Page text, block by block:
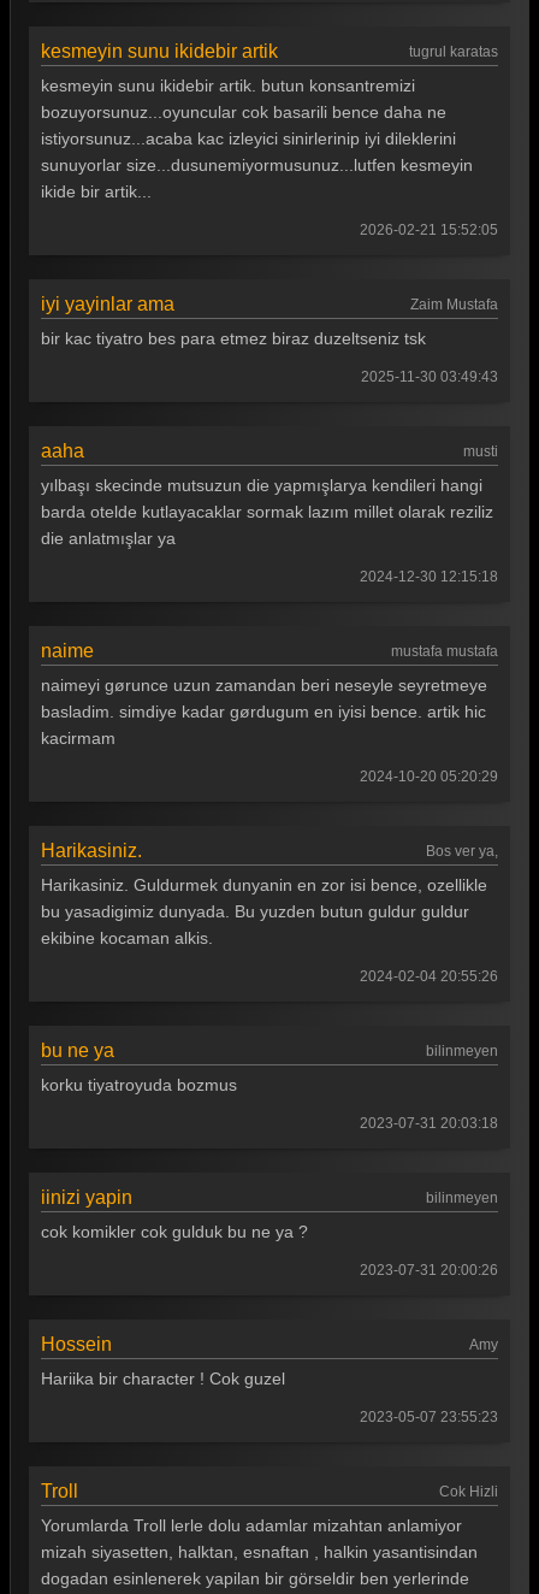
Güldür güldür 387. Bölüm
Güldür güldür 386. Bölüm
Güldür güldür 385. Bölüm
Güldür güldür 384. Bölüm
Güldür güldür 381. Bölüm
Güldür güldür 378. Bölüm
Güldür güldür 377. Bölüm
Güldür güldür 376. Bölüm
Güldür güldür 373. Bölüm
Güldür güldür 372. Bölüm
Güldür güldür 369. Bölüm
Güldür güldür 368. Bölüm
Güldür güldür 367. Bölüm
Güldür güldür 364. Bölüm
Güldür güldür 361. Bölüm
Güldür güldür 360. Bölüm
Güldür güldür 357. Bölüm
Güldür güldür 353. Bölüm
Güldür güldür 352. Bölüm
kesmeyin sunu ikidebir artik tugrul karatas
kesmeyin sunu ikidebir artik. butun konsantremizi
bozuyorsunuz...oyuncular cok basarili bence daha ne
istiyorsunuz...acaba kac izleyici sinirlerinip iyi dileklerini
sunuyorlar size...dusunemiyormusunuz...lutfen kesmeyin
ikide bir artik...
2026-02-21 15:52:05
iyi yayinlar ama Zaim Mustafa
bir kac tiyatro bes para etmez biraz duzeltseniz tsk
2025-11-30 03:49:43
aaha musti
yılbaşı skecinde mutsuzun die yapmışlarya kendileri hangi
barda otelde kutlayacaklar sormak lazım millet olarak reziliz
die anlatmışlar ya
2024-12-30 12:15:18
naime mustafa mustafa
naimeyi gørunce uzun zamandan beri neseyle seyretmeye
basladim. simdiye kadar gørdugum en iyisi bence. artik hic
kacirmam
2024-10-20 05:20:29
Harikasiniz. Bos ver ya,
Harikasiniz. Guldurmek dunyanin en zor isi bence, ozellikle
bu yasadigimiz dunyada. Bu yuzden butun guldur guldur
ekibine kocaman alkis.
2024-02-04 20:55:26
bu ne ya bilinmeyen
korku tiyatroyuda bozmus
2023-07-31 20:03:18
iinizi yapin bilinmeyen
cok komikler cok gulduk bu ne ya ?
2023-07-31 20:00:26
Hossein Amy
Hariika bir character ! Cok guzel
2023-05-07 23:55:23
Troll Cok Hizli
Yorumlarda Troll lerle dolu adamlar mizahtan anlamiyor
mizah siyasetten, halktan, esnaftan , halkin yasantisindan
dogadan esinlenerek yapilan bir görseldir ben yerlerinde